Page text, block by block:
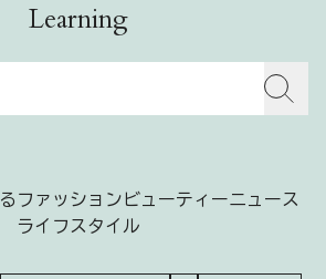
Learning
ファッションビューティーニュース
ライフスタイル